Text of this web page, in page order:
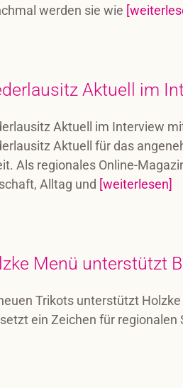
werden sie wie
Aktuell im
Aktuell im Interview
Aktuell für das
Als regionales Online-
Alltag und [weiterlesen]
Menü unterstützt
Trikots unterstützt
ein Zeichen für